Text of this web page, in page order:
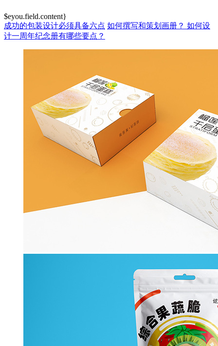
$eyou.field.content}
成功的包装设计必须具备六点 如何撰写和策划画册？ 如何设
计一周年纪念册有哪些要点？